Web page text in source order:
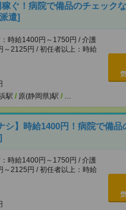
ぐ！病院で備品のチェック
遣]
時給1400円～1750円 / 介護
～2125円 / 初任者以上：時給
駅 / 原(静岡県)駅 / …
シ】時給1400円！病院で備品
時給1400円～1750円 / 介護
～2125円 / 初任者以上：時給